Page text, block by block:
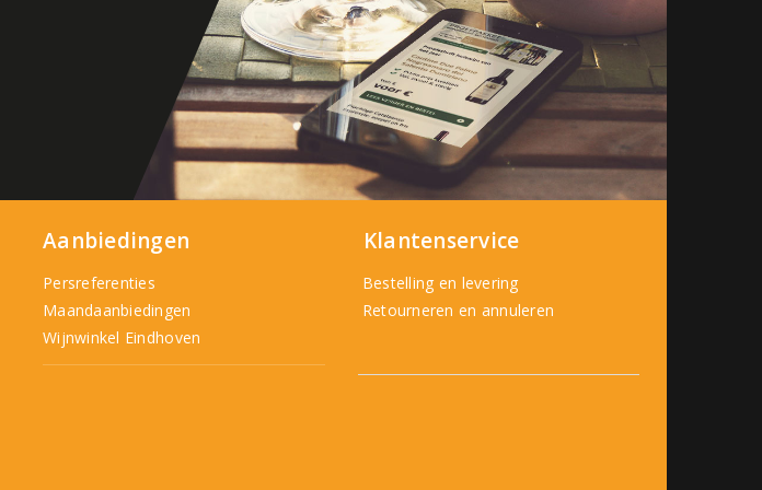
Aanbiedingen
Persreferenties
Maandaanbiedingen
Wijnwinkel Eindhoven
Klantenservice
Bestelling en levering
Retourneren en annuleren